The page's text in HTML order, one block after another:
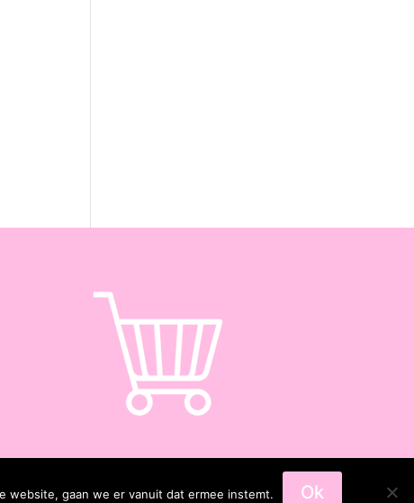
website, gaan we er vanuit dat ermee instemt. Ok